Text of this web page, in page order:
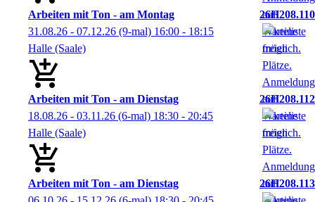
Arbeiten mit Ton - am Montag
26H208.110
31.08.26 - 07.12.26 (9-mal) 16:00 - 18:15
Halle (Saale)
Arbeiten mit Ton - am Dienstag
26H208.112
18.08.26 - 03.11.26 (6-mal) 18:30 - 20:45
Halle (Saale)
Arbeiten mit Ton - am Dienstag
26H208.113